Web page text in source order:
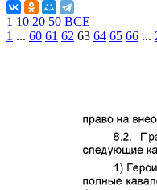
1 10 20 50 ВСЕ
1 ... 60 61 62 63 64 65 66 ...